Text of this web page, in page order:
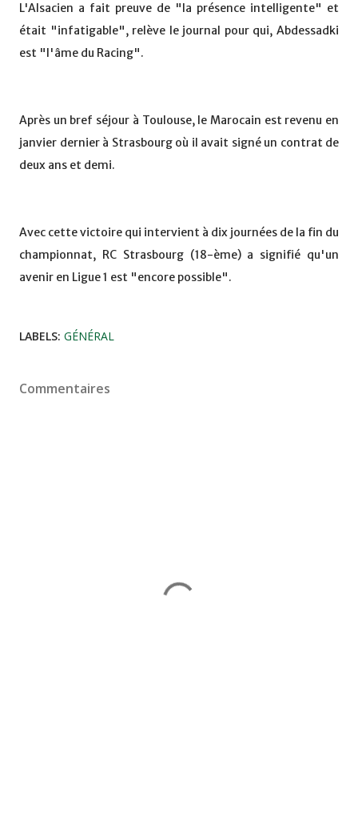
L'Alsacien a fait preuve de "la présence intelligente" et
était "infatigable", relève le journal pour qui, Abdessadki
est "l'âme du Racing".
Après un bref séjour à Toulouse, le Marocain est revenu en
janvier dernier à Strasbourg où il avait signé un contrat de
deux ans et demi.
Avec cette victoire qui intervient à dix journées de la fin du
championnat, RC Strasbourg (18-ème) a signifié qu'un
avenir en Ligue 1 est "encore possible".
LABELS: GÉNÉRAL
Commentaires